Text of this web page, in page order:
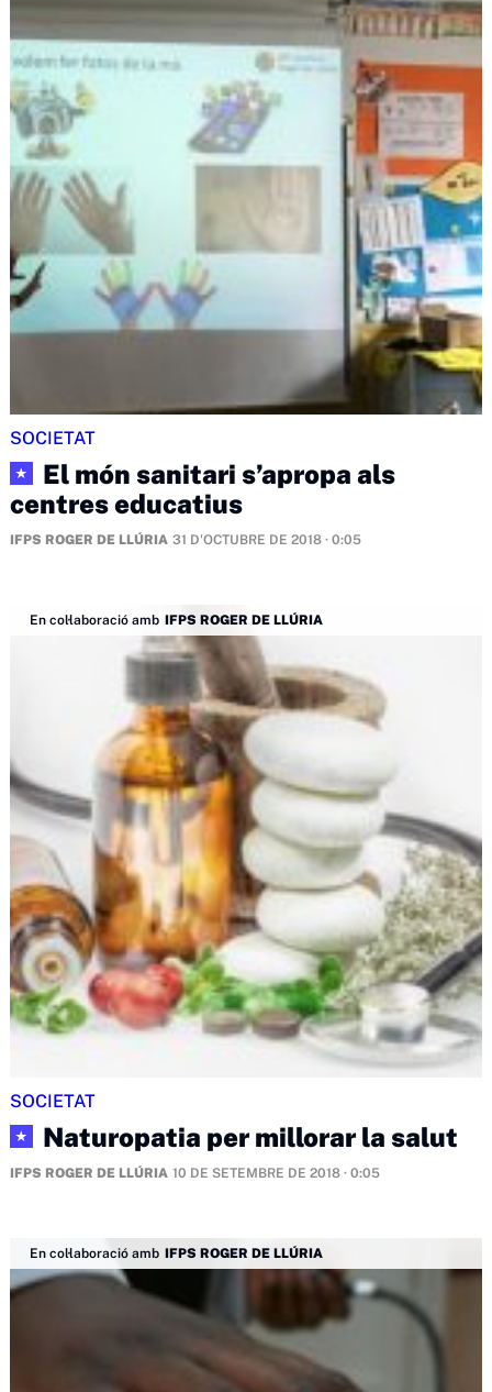
SOCIETAT
★
El món sanitari s’apropa als
centres educatius
IFPS ROGER DE LLÚRIA 31 D'OCTUBRE DE 2018 · 0:05
En col·laboració amb IFPS ROGER DE LLÚRIA
SOCIETAT
★ Naturopatia per millorar la salut
IFPS ROGER DE LLÚRIA 10 DE SETEMBRE DE 2018 · 0:05
En col·laboració amb IFPS ROGER DE LLÚRIA